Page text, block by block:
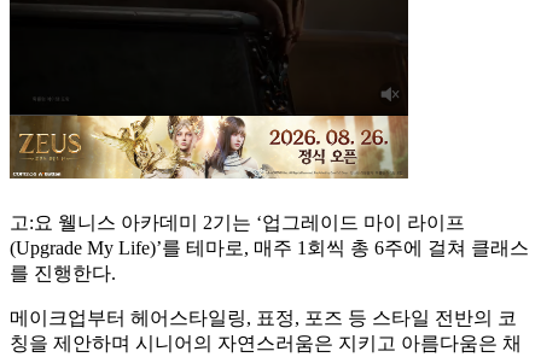
고:요 웰니스 아카데미 2기는 ‘업그레이드 마이 라이프
(Upgrade My Life)’를 테마로, 매주 1회씩 총 6주에 걸쳐 클래스
를 진행한다.
메이크업부터 헤어스타일링, 표정, 포즈 등 스타일 전반의 코
칭을 제안하며 시니어의 자연스러움은 지키고 아름다움은 채